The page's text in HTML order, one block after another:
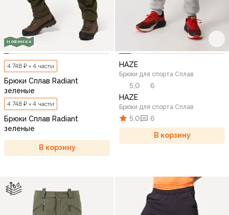
НОВИНКА
4 748 ₽ × 4 части
Брюки Сплав Radiant
зеленые
4 748 ₽ × 4 части
Брюки Сплав Radiant
зеленые
В корзину
HAZE
Брюки для спорта Сплав
5,0
6
HAZE
Брюки для спорта Сплав
5,0 6
В корзину